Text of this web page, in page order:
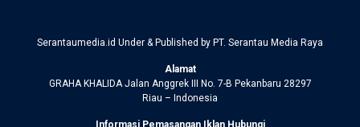
Serantaumedia.id Under & Published by PT. Serantau Media Raya
Alamat
GRAHA KHALIDA Jalan Anggrek III No. 7-B Pekanbaru 28297
Riau – Indonesia